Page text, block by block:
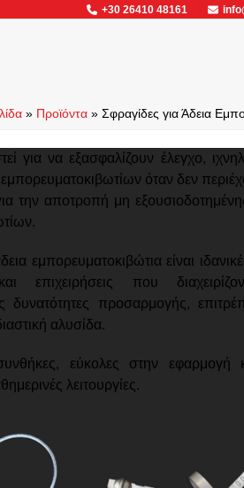
+30 26410 48161
» Προϊόντα » Σφραγίδες για Άδεια
για να εξασφαλίζουν έλεγχο,
όταν δεν
την αποτροπή μη
εμπορευματοκιβώτια είναι
επιχειρήσεις που
δυνατότητες προσαρμογής,
αλυσίδα.
εύκολες στην εφαρμογή
λειτουργίες.